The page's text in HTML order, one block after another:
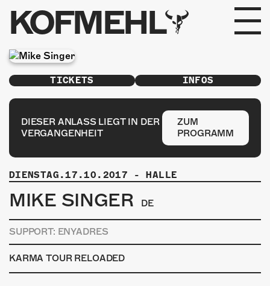
KOFMEHL
PROGRAMM
FABRIKGEFLÜSTER
GALERIE
FOTOGALERIE
PHOTOMAT
INFOS
KONTAKT
ÜBER UNS
TICKETS INFOS
DIESER ANLASS LIEGT IN DER
VERGANGENHEIT
ZUM
PROGRAMM
DIENSTAG.17.10.2017 - HALLE
MIKE SINGER DE
SUPPORT: ENYADRES
KARMA TOUR RELOADED